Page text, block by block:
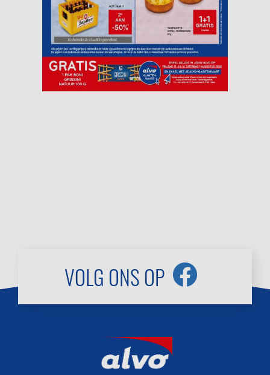
VOLG ONS OP